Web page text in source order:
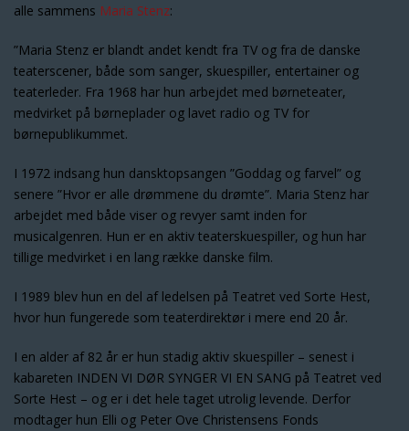
alle sammens Maria Stenz:
”Maria Stenz er blandt andet kendt fra TV og fra de danske
teaterscener, både som sanger, skuespiller, entertainer og
teaterleder. Fra 1968 har hun arbejdet med børneteater,
medvirket på børneplader og lavet radio og TV for
børnepublikummet.
I 1972 indsang hun dansktopsangen ”Goddag og farvel” og
senere ”Hvor er alle drømmene du drømte”. Maria Stenz har
arbejdet med både viser og revyer samt inden for
musicalgenren. Hun er en aktiv teaterskuespiller, og hun har
tillige medvirket i en lang række danske film.
I 1989 blev hun en del af ledelsen på Teatret ved Sorte Hest,
hvor hun fungerede som teaterdirektør i mere end 20 år.
I en alder af 82 år er hun stadig aktiv skuespiller – senest i
kabareten INDEN VI DØR SYNGER VI EN SANG på Teatret ved
Sorte Hest – og er i det hele taget utrolig levende. Derfor
modtager hun Elli og Peter Ove Christensens Fonds